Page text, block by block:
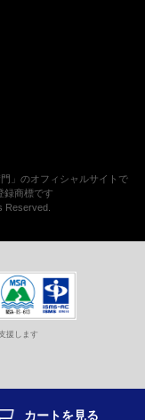
カートを見る
」のオフィシャルサイトで
録商標です
Reserved.
援します